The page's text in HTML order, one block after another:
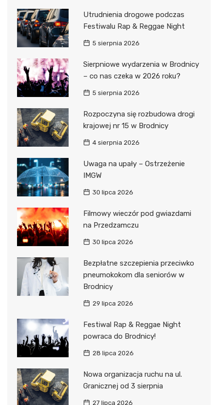
Utrudnienia drogowe podczas
Festiwalu Rap & Reggae Night
5 sierpnia 2026
Sierpniowe wydarzenia w Brodnicy
– co nas czeka w 2026 roku?
5 sierpnia 2026
Rozpoczyna się rozbudowa drogi
krajowej nr 15 w Brodnicy
4 sierpnia 2026
Uwaga na upały – Ostrzeżenie
IMGW
30 lipca 2026
Filmowy wieczór pod gwiazdami
na Przedzamczu
30 lipca 2026
Bezpłatne szczepienia przeciwko
pneumokokom dla seniorów w
Brodnicy
29 lipca 2026
Festiwal Rap & Reggae Night
powraca do Brodnicy!
28 lipca 2026
Nowa organizacja ruchu na ul.
Granicznej od 3 sierpnia
27 lipca 2026